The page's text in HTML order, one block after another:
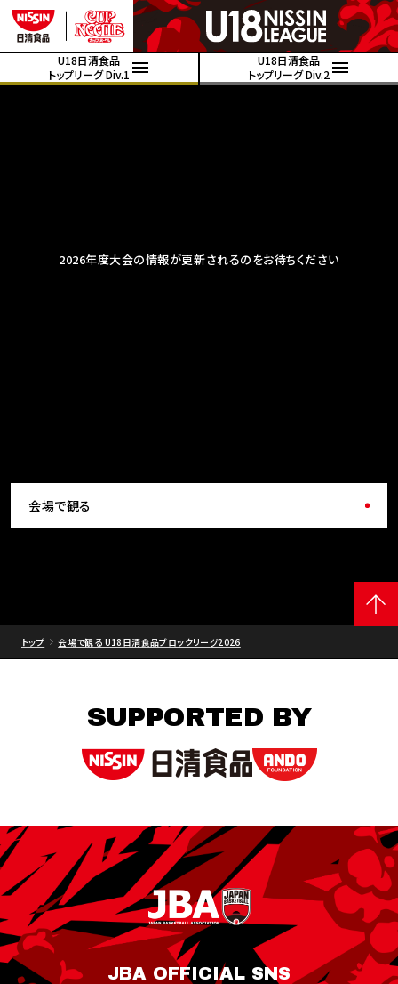
U18日清食品
トップリーグ Div.1
U18日清食品
トップリーグ Div.2
2026年度大会の情報が更新されるのをお待ちください
会場で観る
トップ 会場で観る U18日清食品ブロックリーグ2026
SUPPORTED BY
JBA OFFICIAL SNS